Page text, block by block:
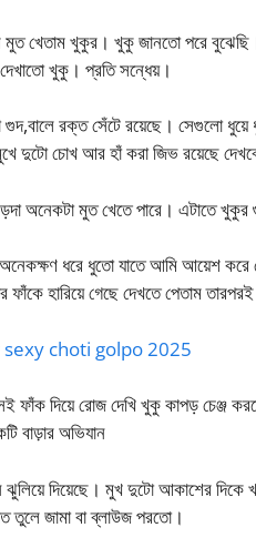
খেতাম খুকুর। খুকু জানতো পরে
খুকু। প্রতি সন্ধেয়।
রক্ত সেঁটে রয়েছে। সেগুলো ধুয়ে
দুটো চোখ আর হাঁ করা জিভ রয়েছে
অনেকটা মুত খেতে পারে। এটাতে খুকুর
ধরে ধুতো যাতে আমি আয়েশ করে
ফাঁকে হারিয়ে গেছে দেখতে পেতাম
choti golpo 2025
ফাঁক দিয়ে রোজ দেখি খুকু কাপড়
বাড়ার অভিযান
ঝুলিয়ে দিয়েছে। মুখ দুটো আকাশের
তুলে জামা বা ব্লাউজ পরতো।